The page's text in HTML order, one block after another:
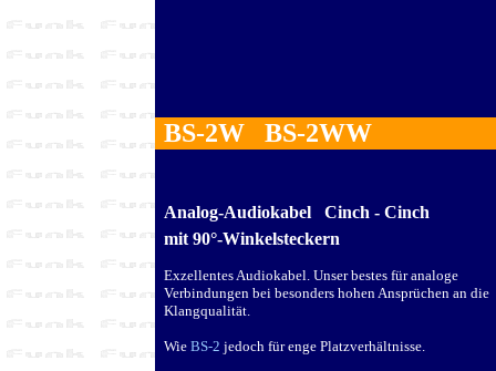
BS-2W BS-2WW
Analog-Audiokabel Cinch - Cinch
mit 90°-Winkelsteckern
Exzellentes Audiokabel. Unser bestes für analoge
Verbindungen bei besonders hohen Ansprüchen an die
Klangqualität.
Wie BS-2 jedoch für enge Platzverhältnisse.